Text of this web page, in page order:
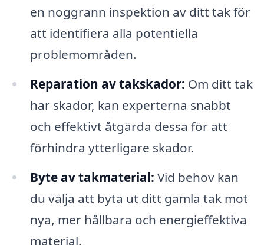
en noggrann inspektion av ditt tak för
att identifiera alla potentiella
problemområden.
Reparation av takskador: Om ditt tak
har skador, kan experterna snabbt
och effektivt åtgärda dessa för att
förhindra ytterligare skador.
Byte av takmaterial: Vid behov kan
du välja att byta ut ditt gamla tak mot
nya, mer hållbara och energieffektiva
material.